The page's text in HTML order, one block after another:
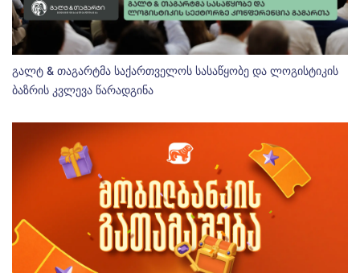
გალტ & თაგარტმა საქართველოს სასაწყობე და ლოგისტიკის
ბაზრის კვლევა წარადგინა